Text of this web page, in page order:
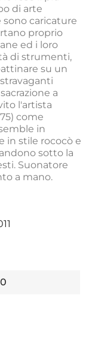
di arte
sono caricature
proprio
ed i loro
di strumenti,
su un
a
l'artista
come
in
in stile rococò e
sotto la
Suonatore
a mano.